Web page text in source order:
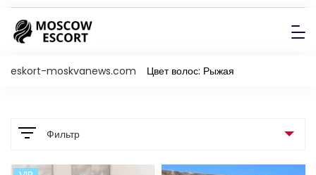
eskort-moskvanews.com Цвет волос: Рыжая
Фильтр